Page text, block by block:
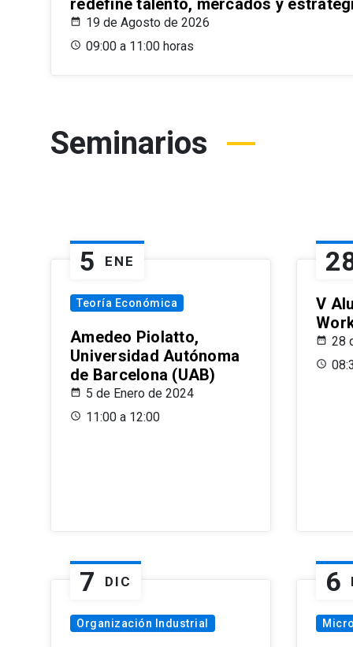
redefine talento, mercados y
19 de Agosto de 2026
09:00 a 11:00 horas
Seminarios
5 ENE
Teoría Económica
Amedeo Piolatto,
Universidad Autónoma
de Barcelona (UAB)
5 de Enero de 2024
11:00 a 12:00
V
28
7 DIC
Organización Industrial
6